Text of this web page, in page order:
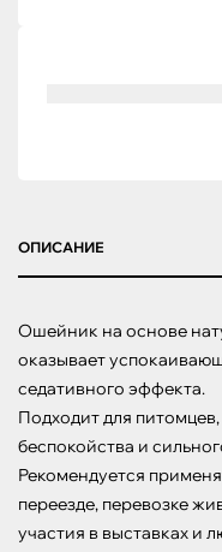
ОПИСАНИЕ
Ошейник на основе
оказывает
седативного эффекта.
Подходит для
беспокойства и
Рекомендуется
переезде, перевозке
участия в выставках и